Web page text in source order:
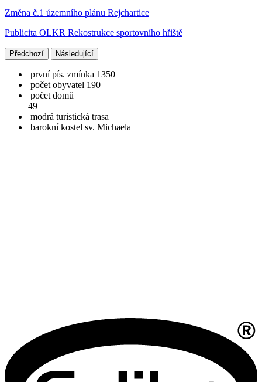
Změna č.1 územního plánu Rejchartice
Publicita OLKR Rekostrukce sportovního hřiště
Předchozí Následující
první pís. zmínka 1350
počet obyvatel 190
počet domů
49
modrá turistická trasa
barokní kostel sv. Michaela